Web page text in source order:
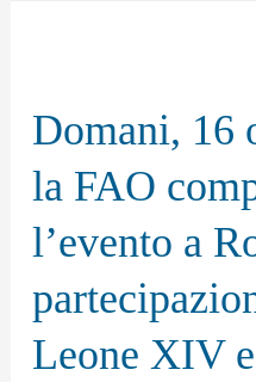
Domani, 16
la FAO
l’evento a
Leone XIV
ottobre
2025,
la
FAO
80
anni: